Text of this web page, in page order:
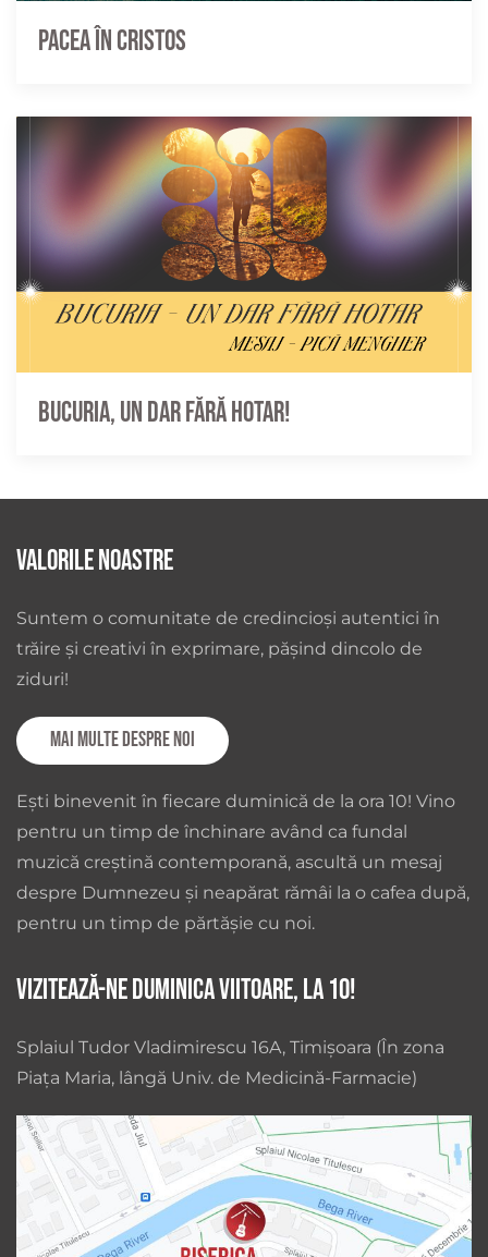
Pacea în Cristos
Bucuria, un dar fără hotar!
Valorile noastre
Suntem o comunitate de credincioși autentici în
trăire și creativi în exprimare, pășind dincolo de
ziduri!
Mai multe despre noi
Ești binevenit în fiecare duminică de la ora 10! Vino
pentru un timp de închinare având ca fundal
muzică creștină contemporană, ascultă un mesaj
despre Dumnezeu și neapărat rămâi la o cafea după,
pentru un timp de părtășie cu noi.
Vizitează-ne duminica viitoare, la 10!
Splaiul Tudor Vladimirescu 16A, Timișoara (În zona
Piața Maria, lângă Univ. de Medicină-Farmacie)